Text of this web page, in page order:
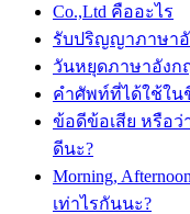
Co.,Ltd คืออะไร
รับปริญญาภาษา
วันหยุดภาษาอังก
คำศัพท์ที่ได้ใช้ใน
ข้อดีข้อเสีย หรือว่
ดีนะ?
Morning,
เท่าไรกันนะ?